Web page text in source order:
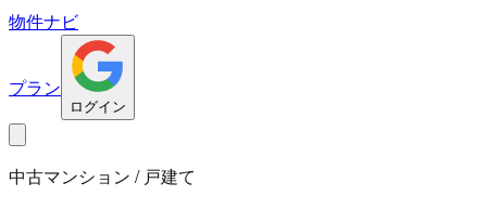
物件ナビ
プラン
ログイン
中古マンション / 戸建て